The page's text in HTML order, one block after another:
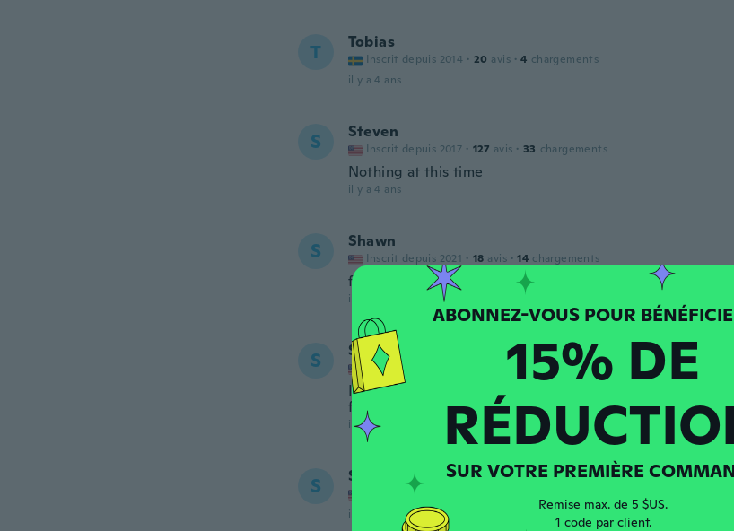
T Tobias
Inscrit depuis 2014 · 20 avis · 4 chargements
il y a 4 ans
S Steven
Inscrit depuis 2017 · 127 avis · 33 chargements
Nothing at this time
il y a 4 ans
S Shawn
Inscrit depuis 2021 · 18 avis · 14 chargements
folded in half during packaging, left seam in graphics.
il y a 4 ans
S Steven
Inscrit depuis 2017 33 chargements
It was a sticker that myself and 2 other friends just had
funny..
il y a 4 ans
S Strody
Inscrit depuis 2018
il y a 4 ans
15% DE
SUR VOTRE PREMIÈRE
Remise max. de 5 $US.
1 code par client.